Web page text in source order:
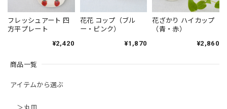
商品一覧
アイテムから選ぶ
フレッシュアート 四
方平プレート
¥2,420
花花 コップ（ブル
ー・ピンク）
¥1,870
花ざかり ハイカップ
（青・赤）
¥2,860